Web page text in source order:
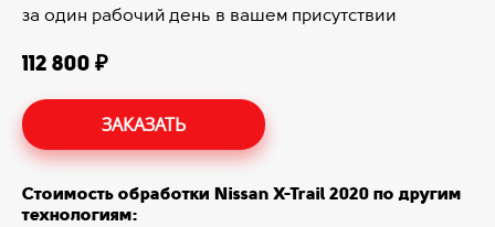
за один рабочий день в вашем присутствии
112 800 ₽
ЗАКАЗАТЬ
Стоимость обработки Nissan X-Trail 2020 по другим
технологиям: